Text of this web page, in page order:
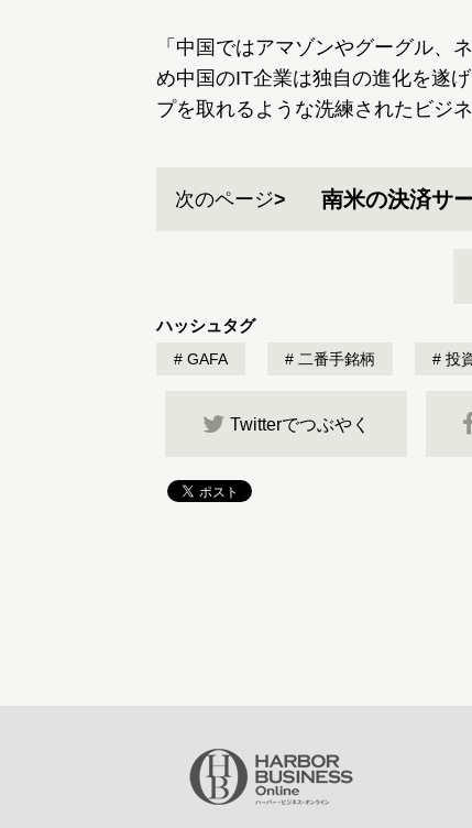
「中国ではアマゾンやグーグル、
め中国のIT企業は独自の進化を遂
プを取れるような洗練されたビジ
次のページ 南米の決済サ
ハッシュタグ
GAFA 二番手銘柄 投
Twitterでつぶやく